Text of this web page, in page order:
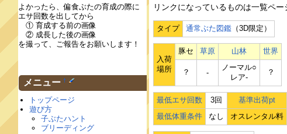
リンクになっているものは一覧ペー
タイプ 通常ぶた図鑑 （3D限定）
入荷
場所
豚セ 草原 山林 世界
？ ‐
ノーマル○
レア‐
？
最低エサ回数 3回 基準出荷pt
最低体重条件
なし オスレンタル料
よかったら、偏食ぶたの育成の際に
エサ回数を出してから
① 育成する前の画像
② 成長した後の画像
を撮って、ご報告をお願いします！
メニュー †
トップページ
遊び方
子ぶたハント
ブリーディング